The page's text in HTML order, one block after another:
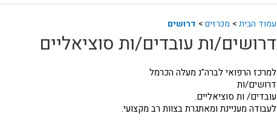
עמוד הבית> מכרזים> דרושים
דרושים/ות עובדים/ות סוציאליים
למרכז הרפואי לברה"נ מעלה הכרמל
דרושים/ות
עובדים/ ות סוציאליים.
לעבודה מעניינת ומאתגרת בצוות רב מקצועי.